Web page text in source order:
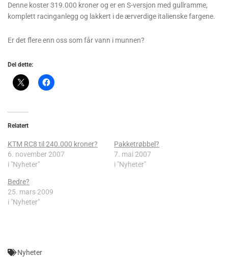
Denne koster 319.000 kroner og er en S-versjon med gullramme,
komplett racinganlegg og lakkert i de ærverdige italienske fargene.
Er det flere enn oss som får vann i munnen?
Del dette:
Relatert
KTM RC8 til 240.000 kroner?
6. november 2007
i "Nyheter"
Pakketrøbbel?
7. mai 2007
i "Nyheter"
Bedre?
25. mars 2009
i "Nyheter"
Nyheter